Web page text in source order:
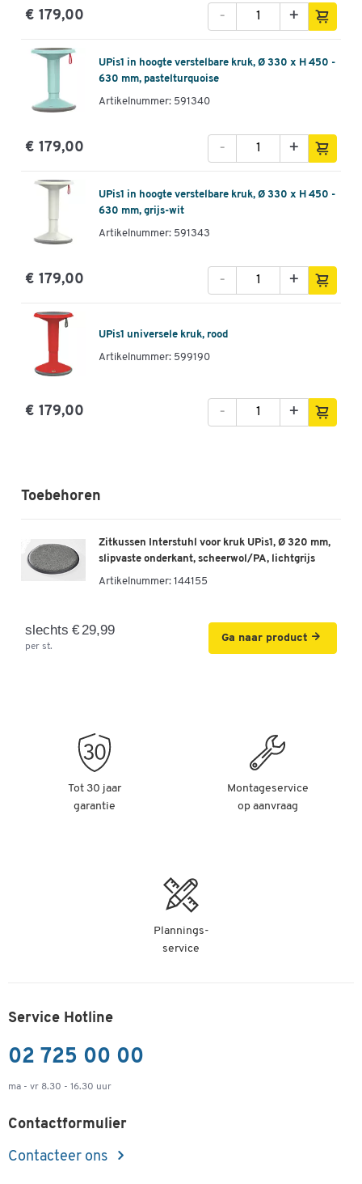
€ 179,00 +
-
UPis1 in hoogte verstelbare kruk, Ø 330 x H 450 -
630 mm, pastelturquoise
Artikelnummer: 591340
€ 179,00 +
-
UPis1 in hoogte verstelbare kruk, Ø 330 x H 450 -
630 mm, grijs-wit
Artikelnummer: 591343
€ 179,00 +
-
UPis1 universele kruk, rood
Artikelnummer: 599190
€ 179,00 +
-
Toebehoren
Zitkussen Interstuhl voor kruk UPis1, Ø 320 mm,
slipvaste onderkant, scheerwol/PA, lichtgrijs
Artikelnummer: 144155
slechts € 29,99
per st.
Ga naar product
Tot 30 jaar
garantie
Montageservice
op aanvraag
Plannings-
service
Service Hotline
02 725 00 00
ma - vr 8.30 - 16.30 uur
Contactformulier
Contacteer ons